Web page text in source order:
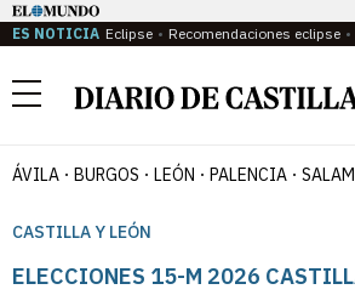
ES NOTICIA Eclipse Recomendaciones eclipse
Menú
ÁVILA BURGOS LEÓN PALENCIA
CASTILLA Y LEÓN
ELECCIONES 15-M 2026